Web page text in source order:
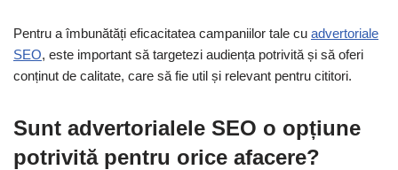
Pentru a îmbunătăți eficacitatea campaniilor tale cu advertoriale
SEO, este important să targetezi audiența potrivită și să oferi
conținut de calitate, care să fie util și relevant pentru cititori.
Sunt advertorialele SEO o opțiune
potrivită pentru orice afacere?